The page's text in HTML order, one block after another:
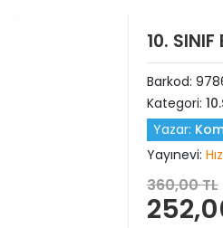
10.
Barkod:
Kategori:
Yazar:
Yayınevi:
360,00 TL